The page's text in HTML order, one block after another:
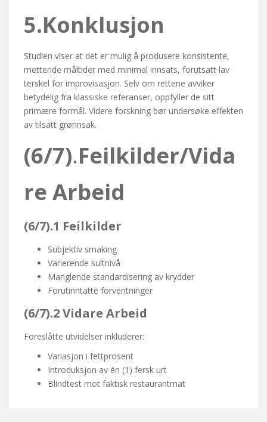
5.Konklusjon
Studien viser at det er mulig å produsere konsistente,
mettende måltider med minimal innsats, forutsatt lav
terskel for improvisasjon. Selv om rettene avviker
betydelig fra klassiske referanser, oppfyller de sitt
primære formål. Videre forskning bør undersøke effekten
av tilsatt grønnsak.
(6/7).Feilkilder/Vida
re Arbeid
(6/7).1 Feilkilder
Subjektiv smaking
Varierende sultnivå
Manglende standardisering av krydder
Forutinntatte forventninger
(6/7).2Vidare Arbeid
Foreslåtte utvidelser inkluderer:
Variasjon i fettprosent
Introduksjon av én (1) fersk urt
Blindtest mot faktisk restaurantmat